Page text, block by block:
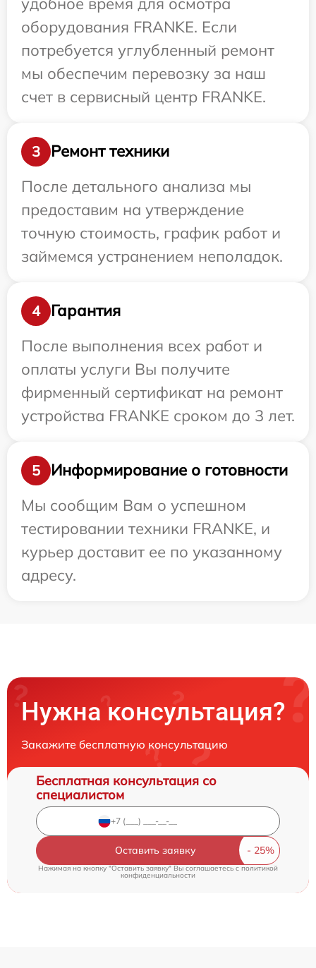
оборудования FRANKE. Если
потребуется углубленный ремонт
мы обеспечим перевозку за наш
счет в сервисный центр FRANKE.
3
Ремонт техники
После детального анализа мы
предоставим на утверждение
точную стоимость, график работ и
займемся устранением неполадок.
4
Гарантия
После выполнения всех работ и
оплаты услуги Вы получите
фирменный сертификат на ремонт
устройства FRANKE сроком до 3 лет.
5
Информирование о готовности
Мы сообщим Вам о успешном
тестировании техники FRANKE, и
курьер доставит ее по указанному
адресу.
Нужна консультация?
Закажите бесплатную консультацию
Бесплатная консультация со
специалистом
Оставить заявку
Нажимая на кнопку "Оставить заявку" Вы соглашаетесь cполитикой
конфиденциальности